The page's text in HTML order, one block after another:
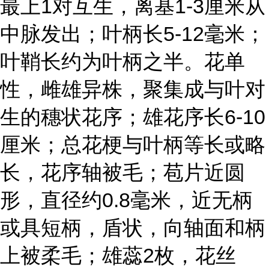
最上1对互生，离基1-3厘米从
中脉发出；叶柄长5-12毫米；
叶鞘长约为叶柄之半。花单
性，雌雄异株，聚集成与叶对
生的穗状花序；雄花序长6-10
厘米；总花梗与叶柄等长或略
长，花序轴被毛；苞片近圆
形，直径约0.8毫米，近无柄
或具短柄，盾状，向轴面和柄
上被柔毛；雄蕊2枚，花丝